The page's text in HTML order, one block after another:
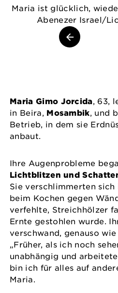
Maria ist glücklich,
Abenezer Israel/
Maria Gimo Jorcida, 63,
in Beira, Mosambik, und
Betrieb, in dem sie
anbaut.
Ihre Augenprobleme
Lichtblitzen und
Sie verschlimmerten sich
beim Kochen gegen
verfehlte, Streichhölzer
Ernte gestohlen wurde.
verschwand, genauso
„Früher, als ich noch
unabhängig und
bin ich für alles auf
Maria.